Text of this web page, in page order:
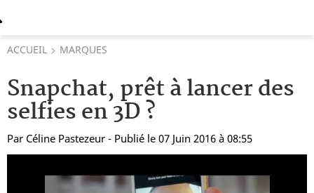
ACCUEIL MARQUES
Snapchat, prêt à lancer des
selfies en 3D ?
Par Céline Pastezeur - Publié le 07 Juin 2016 à 08:55